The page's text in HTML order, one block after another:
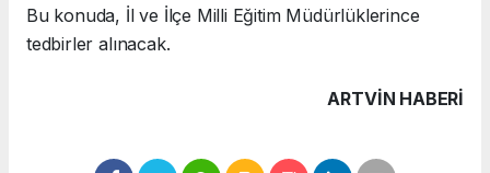
Bu konuda, İl ve İlçe Milli Eğitim Müdürlüklerince
tedbirler alınacak.
ARTVIN HABERİ